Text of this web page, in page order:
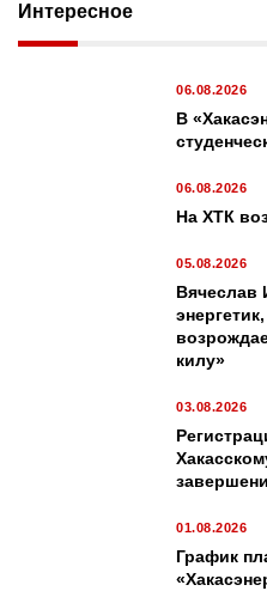
Интересное
06.08.2026
В
06.08.2026
На ХТК
05.08.2026
Вячеслав
килу»
03.08.2026
01.08.2026
График